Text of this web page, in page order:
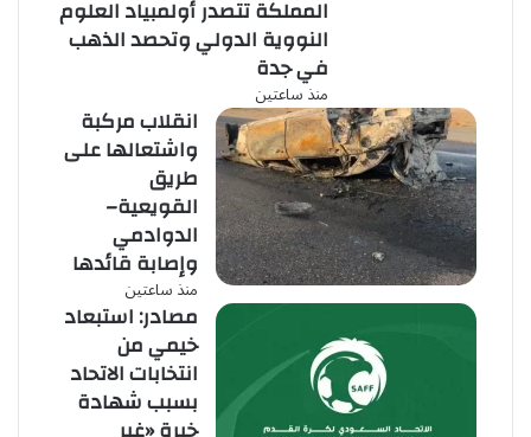
المملكة تتصدر أولمبياد العلوم
النووية الدولي وتحصد الذهب
في جدة
منذ ساعتين
انقلاب مركبة
واشتعالها على
طريق
القويعية–
الدوادمي
وإصابة قائدها
منذ ساعتين
مصادر: استبعاد
خيمي من
انتخابات الاتحاد
بسبب شهادة